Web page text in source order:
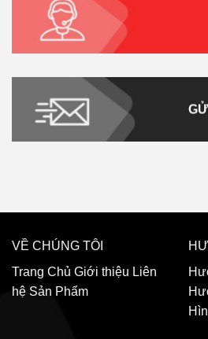
VỀ CHÚNG TÔI
Trang Chủ Giới thiệu Liên
hệ Sản Phẩm